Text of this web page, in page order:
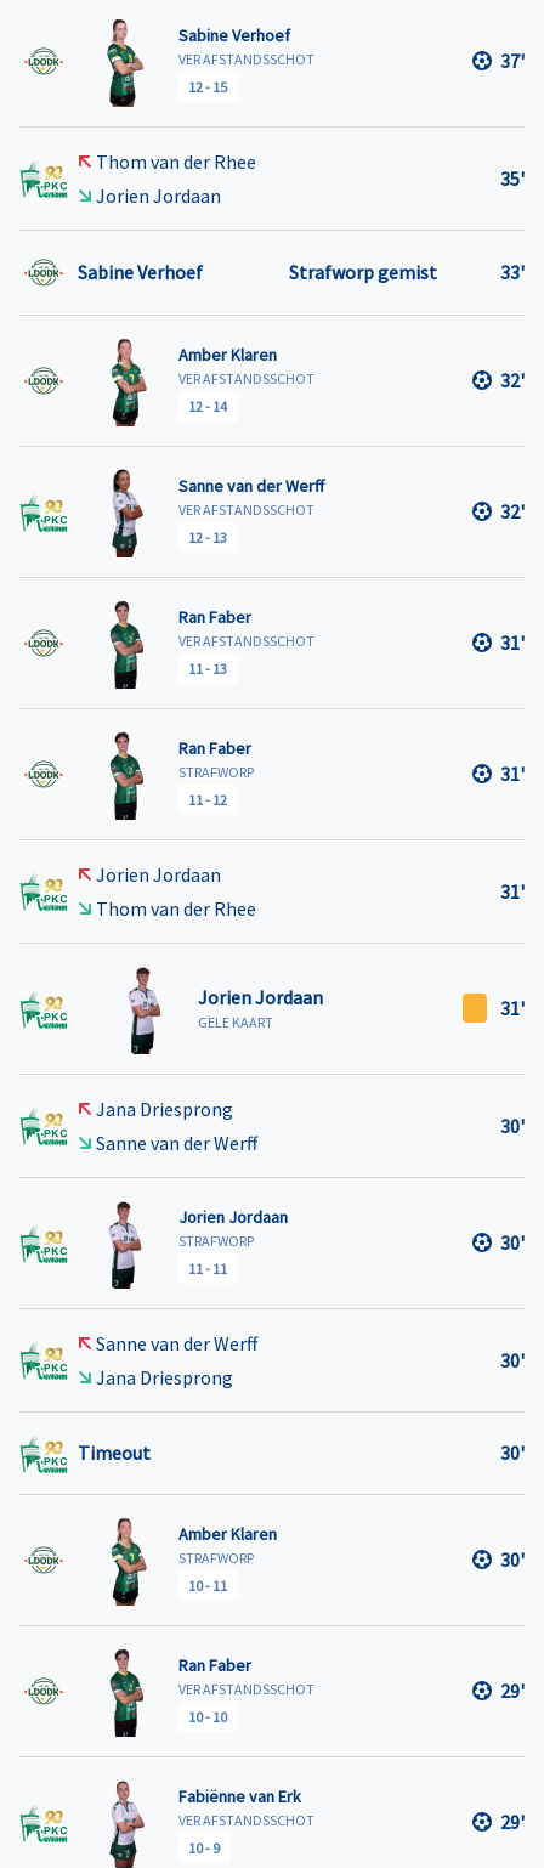
Sabine Verhoef
VER AFSTANDSSCHOT
12- 15
37'
Thom van der Rhee
Jorien Jordaan
35'
Sabine Verhoef Strafworp gemist 33'
Amber Klaren
VER AFSTANDSSCHOT
12- 14
32'
Sanne van der Werff
VER AFSTANDSSCHOT
12- 13
32'
Ran Faber
VER AFSTANDSSCHOT
11- 13
31'
Ran Faber
STRAFWORP
11- 12
31'
Jorien Jordaan
Thom van der Rhee
31'
Jorien Jordaan
GELE KAART
31'
Jana Driesprong
Sanne van der Werff
30'
Jorien Jordaan
STRAFWORP
11- 11
30'
Sanne van der Werff
Jana Driesprong
30'
Timeout 30'
Amber Klaren
STRAFWORP
10- 11
30'
Ran Faber
VER AFSTANDSSCHOT
10- 10
29'
Fabiënne van Erk
VER AFSTANDSSCHOT
10- 9
29'